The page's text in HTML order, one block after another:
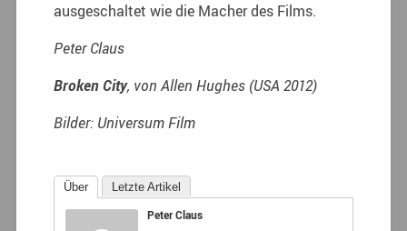
ausgeschaltet wie die Macher des Films.
Peter Claus
Broken City, von Allen Hughes (USA 2012)
Bilder: Universum Film
Über Letzte Artikel
Peter Claus